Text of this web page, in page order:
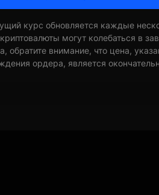
курс обновляется каждые
могут колебаться в
обратите внимание, что цена,
ордера, является